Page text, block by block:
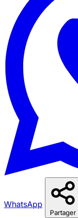
WhatsApp
Partager